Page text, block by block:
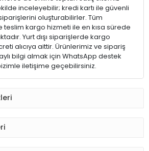
inceleyebilir; kredi kartı ile güvenli
oluşturabilirler. Tüm
kargo hizmeti ile en kısa sürede
Yurt dışı siparişlerde kargo
alıcıya aittir. Ürünlerimiz ve sipariş
bilgi almak için WhatsApp destek
iletişime geçebilirsiniz.